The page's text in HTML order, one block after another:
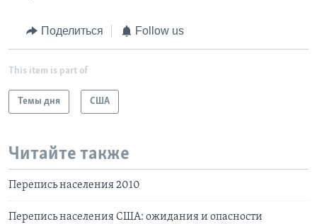
Поделиться Follow us
This item is part of
Темы дня США
Читайте также
Перепись населения 2010
Перепись населения США: ожидания и опасности